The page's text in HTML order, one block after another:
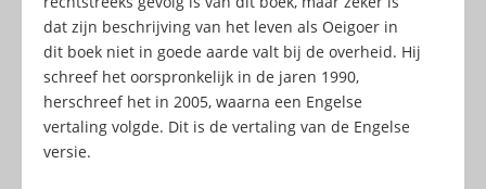
dat zijn beschrijving van het leven als Oeigoer in
dit boek niet in goede aarde valt bij de overheid. Hij
schreef het oorspronkelijk in de jaren 1990,
herschreef het in 2005, waarna een Engelse
vertaling volgde. Dit is de vertaling van de Engelse
versie.